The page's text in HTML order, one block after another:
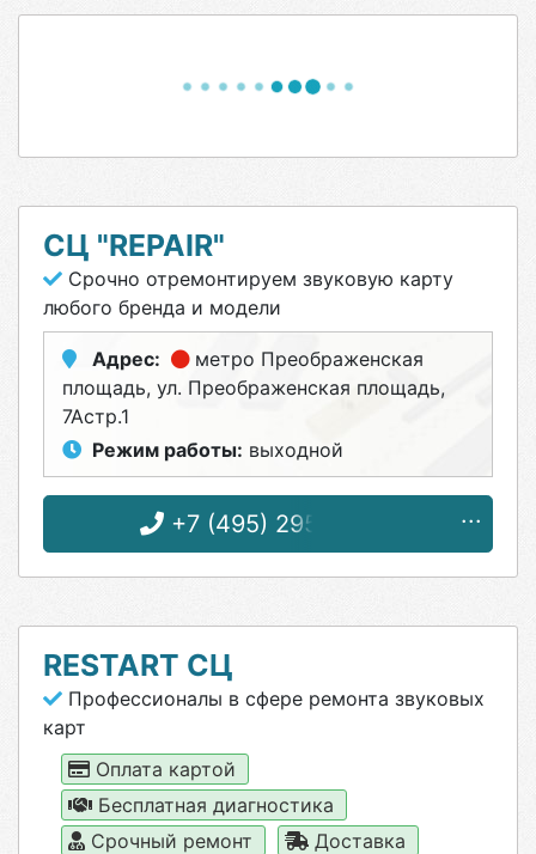
СЦ "REPAIR"
Срочно отремонтируем звуковую карту
любого бренда и модели
Адрес:
метро Преображенская
площадь, ул. Преображенская площадь,
7Астр.1
Режим работы: выходной
+7 (495) 295-00-12
RESTART СЦ
Профессионалы в сфере ремонта звуковых
карт
Оплата картой
Бесплатная диагностика
Срочный ремонт
Доставка